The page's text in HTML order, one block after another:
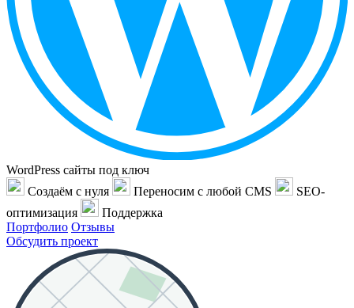
WordPress сайты под ключ
Создаём с нуля
Переносим с любой CMS
SEO-
оптимизация
Поддержка
Портфолио Отзывы
Обсудить проект